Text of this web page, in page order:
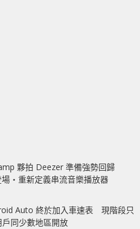
夥拍 Deezer 準備強勢回歸
場‧重新定義串流音樂播放器
Auto 終於加入車速表 現階段只
同少數地區開放